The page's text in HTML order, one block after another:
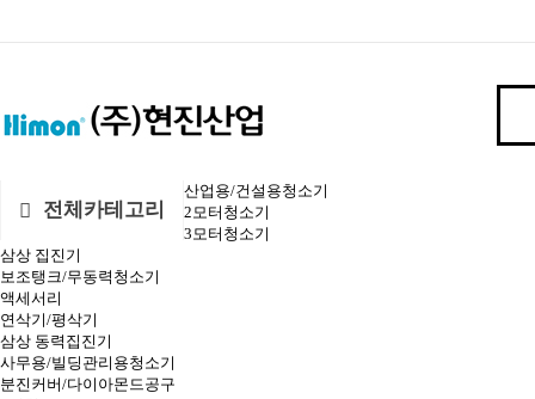
전체카테고리
산업용/건설용청소기
2모터청소기
3모터청소기
삼상 집진기
보조탱크/무동력청소기
액세서리
연삭기/평삭기
삼상 동력집진기
사무용/빌딩관리용청소기
분진커버/다이아몬드공구